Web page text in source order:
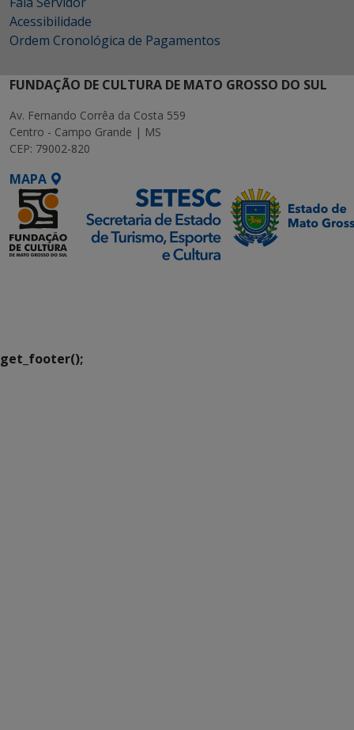
Acessibilidade
Ordem Cronológica de Pagamentos
FUNDAÇÃO DE CULTURA DE MATO GROSSO DO SUL
Av. Fernando Corrêa da Costa 559
Centro - Campo Grande | MS
CEP: 79002-820
MAPA
get_footer();